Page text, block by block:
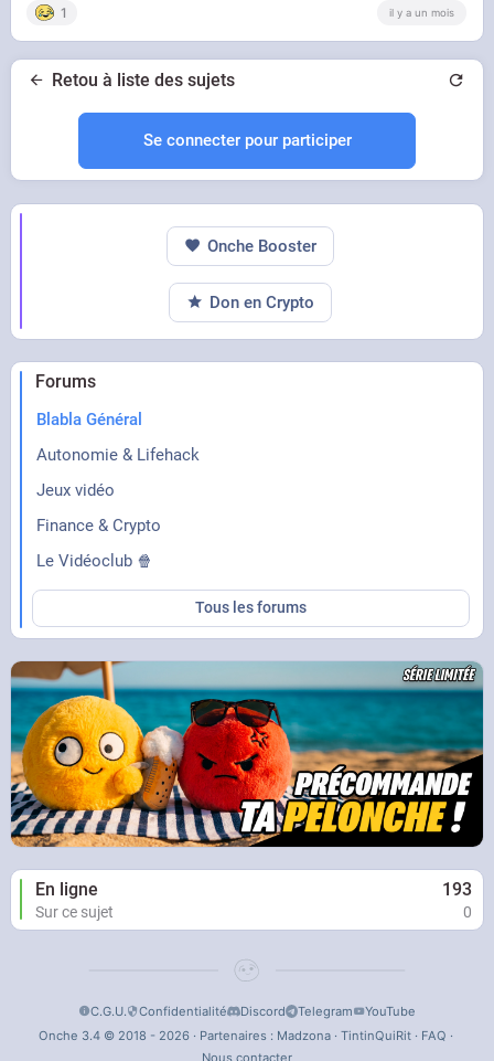
1 il y a un mois
Retou à liste des sujets
Se connecter pour participer
Forums
Blabla Général
Autonomie & Lifehack
Jeux vidéo
Finance & Crypto
Le Vidéoclub 🍿
Tous les forums
En ligne 193
Sur ce sujet 0
Onche Booster
Don en Crypto
C.G.U. Confidentialité Discord Telegram
YouTube
Onche 3.4 © 2018 - 2026 · Partenaires : Madzona· TintinQuiRit· FAQ ·
Nous contacter